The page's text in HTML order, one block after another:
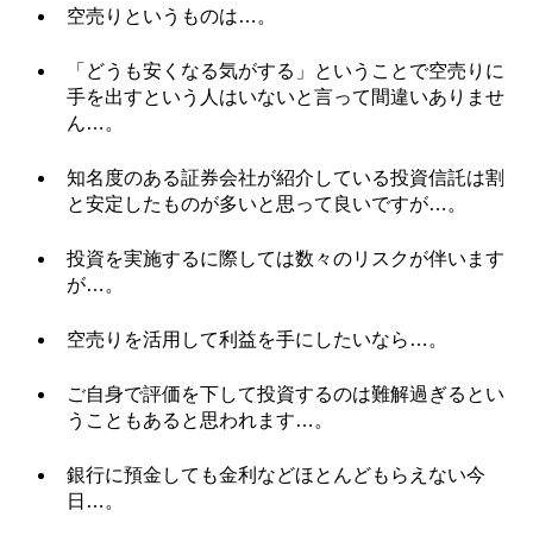
空売りというものは…。
「どうも安くなる気がする」ということで空売りに
手を出すという人はいないと言って間違いありませ
ん…。
知名度のある証券会社が紹介している投資信託は割
と安定したものが多いと思って良いですが…。
投資を実施するに際しては数々のリスクが伴います
が…。
空売りを活用して利益を手にしたいなら…。
ご自身で評価を下して投資するのは難解過ぎるとい
うこともあると思われます…。
銀行に預金しても金利などほとんどもらえない今
日…。